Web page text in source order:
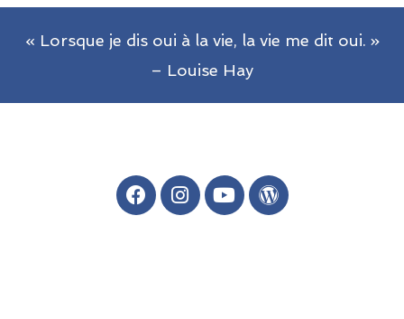
« Lorsque je dis oui à la vie, la vie me dit oui. »
– Louise Hay
F
a
I
n
Y
o
W
o